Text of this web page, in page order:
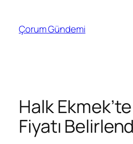
Çorum Gündemi
Halk
Fiyatı